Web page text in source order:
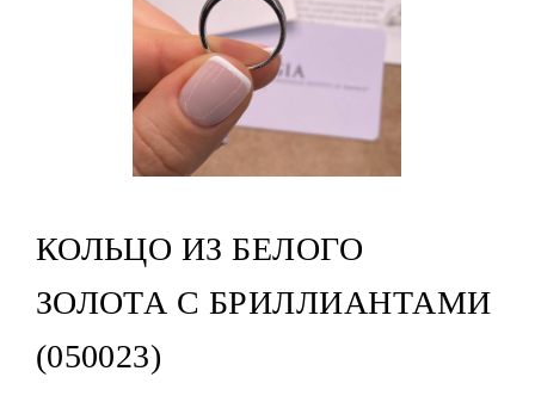
КОЛЬЦО ИЗ БЕЛОГО
ЗОЛОТА С БРИЛЛИАНТАМИ
(050023)